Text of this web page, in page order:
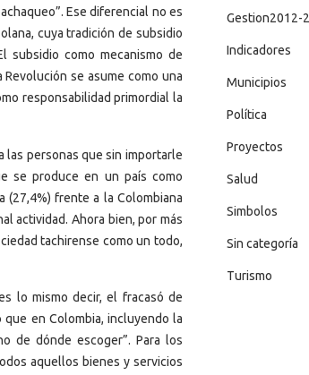
Ese diferencial no es
cuya tradición de subsidio
como mecanismo de
se asume como una
responsabilidad primordial la
las personas que sin importarle
se produce en un país como
(27,4%) frente a la Colombiana
actividad. Ahora bien, por más
tachirense como un todo,
lo mismo decir, el fracasó de
en Colombia, incluyendo la
de dónde escoger”. Para los
aquellos bienes y servicios
Gestion2012-
Indicadores
Municipios
Política
Proyectos
Salud
Simbolos
Sin categoría
Turismo